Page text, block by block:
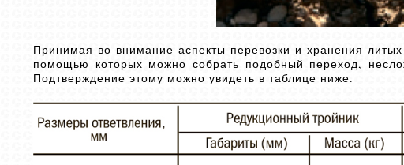
Принимая во внимание аспекты перевозки и хранения
помощью которых можно собрать подобный переход,
Подтверждение этому можно увидеть в таблице ниже.